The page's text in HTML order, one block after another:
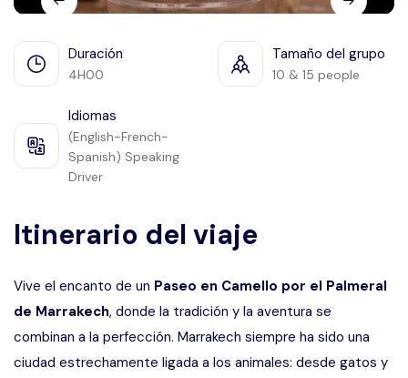
Languages
Duración
4H00
Tamaño del grupo
10 & 15 people
Idiomas
(English-French-
Spanish) Speaking
Driver
Itinerario del viaje
Vive el encanto de un Paseo en Camello por el Palmeral
de Marrakech, donde la tradición y la aventura se
combinan a la perfección. Marrakech siempre ha sido una
ciudad estrechamente ligada a los animales: desde gatos y